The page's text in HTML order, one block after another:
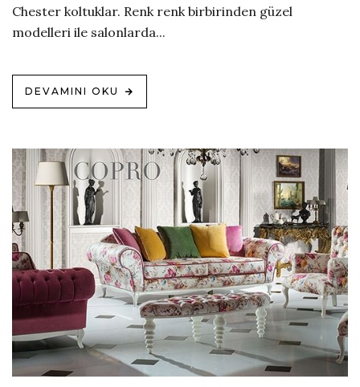
Chester koltuklar. Renk renk birbirinden güzel
modelleri ile salonlarda...
DEVAMINI OKU